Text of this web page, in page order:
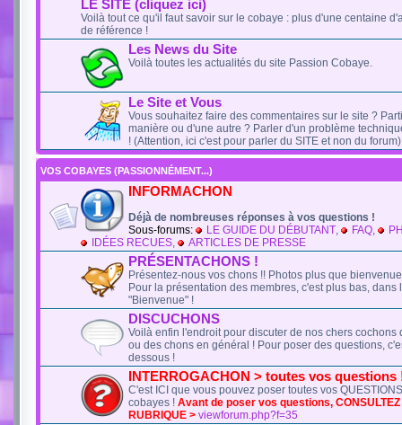
LE SITE (cliquez ici)
Voilà tout ce qu'il faut savoir sur le cobaye : plus d'une centaine
de référence !
Les News du Site
Voilà toutes les actualités du site Passion Cobaye.
Le Site et Vous
Vous souhaitez faire des commentaires sur le site ?
manière ou d'une autre ? Parler d'un problème
! (Attention, ici c'est pour parler du SITE et non du
VOS COBAYES (PASSIONNÉMENT...)
INFORMACHON
Déjà de nombreuses réponses à vos questions !
Sous-forums:
LE GUIDE DU DÉBUTANT FAQ
IDÉES RECUES
ARTICLES DE PRESSE
PRÉSENTACHONS !
Présentez-nous vos chons !! Photos plus que
Pour la présentation des membres, c'est plus bas, dans
"Bienvenue" !
DISCUCHONS
Voilà enfin l'endroit pour discuter de nos chers cochons
ou des chons en général ! Pour poser des questions,
dessous !
INTERROGACHON > toutes vos questions
C'est ICI que vous pouvez poser toutes vos
cobayes ! Avant de poser vos questions, CONSULTEZ
RUBRIQUE > viewforum.php?f=35